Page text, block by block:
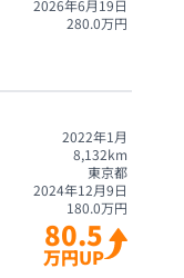
2026年6月19日
280.0万円
2022年1月
8,132km
東京都
2024年12月9日
180.0万円
80.5
万円UP